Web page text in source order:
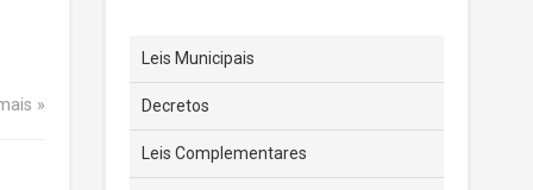
Leis Municipais
Decretos
Leis Complementares